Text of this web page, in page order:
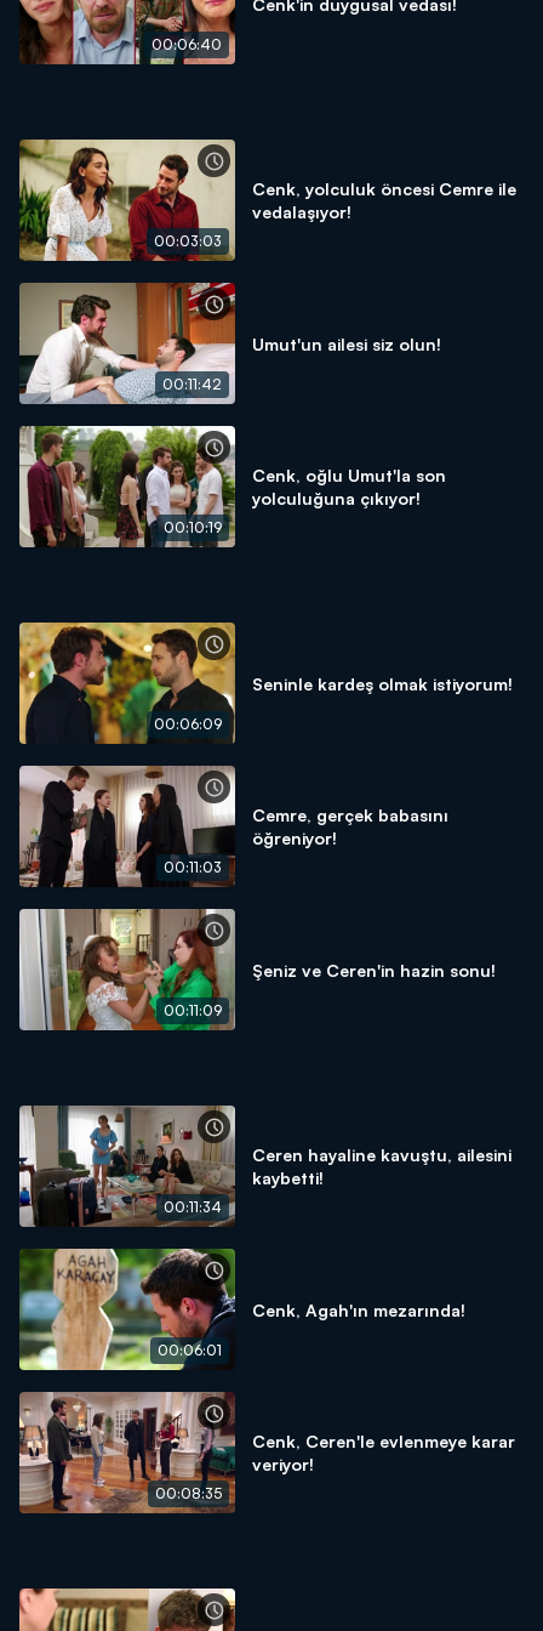
00:06:40
00:03:03
Cenk, yolculuk öncesi Cemre ile
vedalaşıyor!
00:11:42
Umut'un ailesi siz olun!
00:10:19
Cenk, oğlu Umut'la son
yolculuğuna çıkıyor!
00:06:09
Seninle kardeş olmak istiyorum!
00:11:03
Cemre, gerçek babasını
öğreniyor!
00:11:09
Şeniz ve Ceren'in hazin sonu!
00:11:34
Ceren hayaline kavuştu, ailesini
kaybetti!
00:06:01
Cenk, Agah'ın mezarında!
00:08:35
Cenk, Ceren'le evlenmeye karar
veriyor!